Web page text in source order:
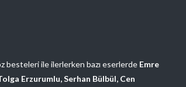
besteleri ile ilerlerken bazı eserlerde Emre
Erzurumlu, Serhan Bülbül, Cen